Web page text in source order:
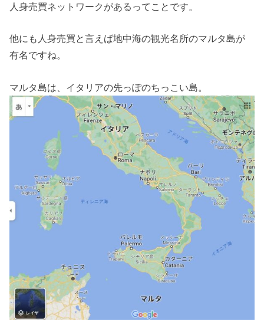
人身売買ネットワークがあるってことです。
他にも人身売買と言えば地中海の観光名所のマルタ島が
有名ですね。
マルタ島は、イタリアの先っぽのちっこい島。